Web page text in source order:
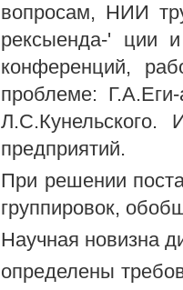
вопросам, НИИ
рексыенда-' ции
конференций,
проблеме:
Л.С.Кунельского.
предприятий.
При решении
группировок,
Научная новизна
определены